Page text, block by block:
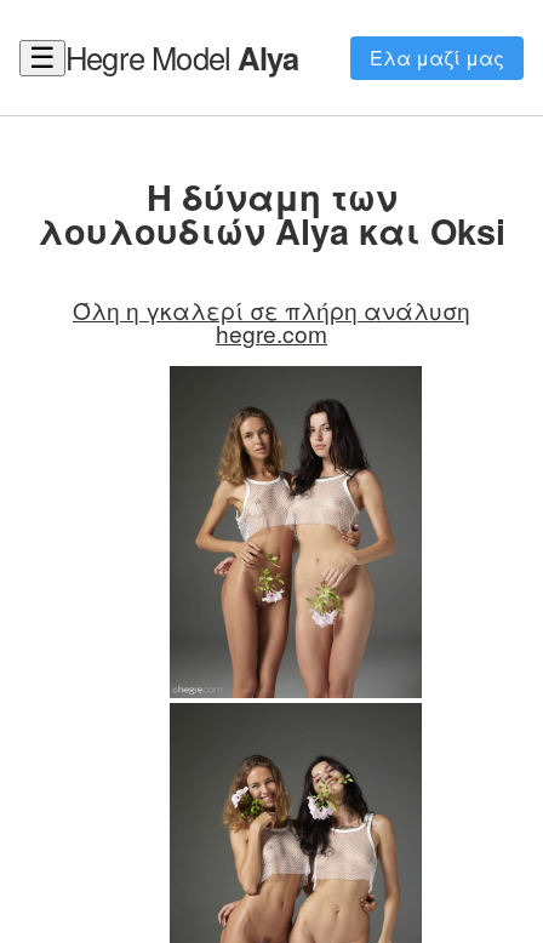
☰ Hegre Model Alya Ελα μαζί μας
Η δύναμη των
λουλουδιών Alya και Oksi
Όλη η γκαλερί σε πλήρη ανάλυση
hegre.com